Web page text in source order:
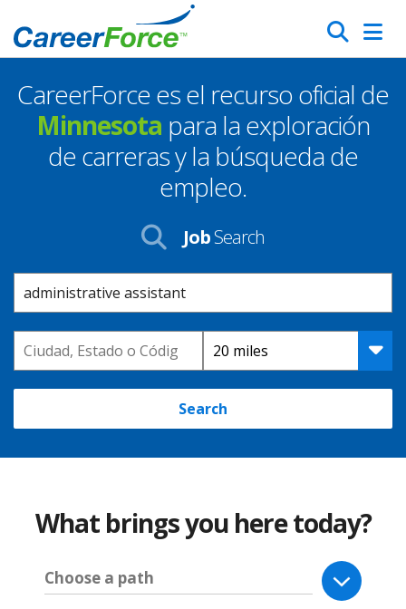
to
main
content
Search
Homepage
CareerForce es el recurso oficial de
Minnesota para la exploración
de carreras y la búsqueda de
empleo.
JobSearch
Keyword
Location Distance
Search
What brings you here today?
Choose a path